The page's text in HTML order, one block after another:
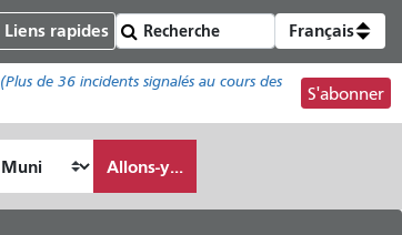
Liens rapides Français
(Plus de 36 incidents signalés au cours des
S'abonner
Allons-y...